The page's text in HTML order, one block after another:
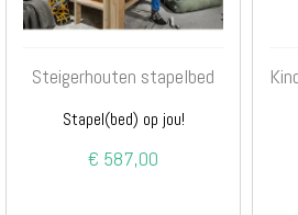
Steigerhouten stapelbed
Stapel(bed) op jou!
€ 587,00